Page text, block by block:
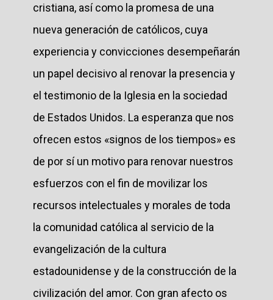
cristiana, así como la promesa de una
nueva generación de católicos, cuya
experiencia y convicciones desempeñarán
un papel decisivo al renovar la presencia y
el testimonio de la Iglesia en la sociedad
de Estados Unidos. La esperanza que nos
ofrecen estos «signos de los tiempos» es
de por sí un motivo para renovar nuestros
esfuerzos con el fin de movilizar los
recursos intelectuales y morales de toda
la comunidad católica al servicio de la
evangelización de la cultura
estadounidense y de la construcción de la
civilización del amor. Con gran afecto os